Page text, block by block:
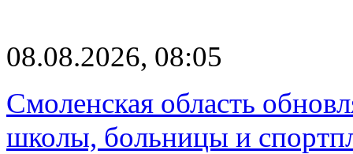
08.08.2026, 08:05
Смоленская область
школы, больницы и